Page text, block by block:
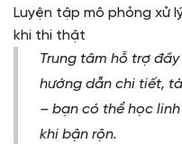
Luyện tập mô phỏng xử
khi thi thật
Trung tâm hỗ trợ
hướng dẫn chi tiết,
– bạn có thể học
khi bận rộn.